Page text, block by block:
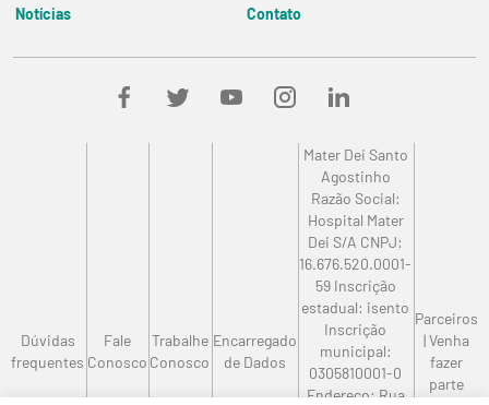
Missão, Visão e Valores
Mater Dei Contorno
Mater Dei Goiânia
Comissão de Ética Médica
Notícias
Contato
Dúvidas
frequentes
Fale
Conosco
Trabalhe
Conosco
Encarregado
de Dados
Mater Dei Santo
Agostinho
Razão Social:
Hospital Mater
Dei S/A CNPJ:
16.676.520.0001-
59 Inscrição
estadual: isento
Inscrição
municipal:
0305810001-0
Endereço: Rua
Parceiros
| Venha
fazer
parte